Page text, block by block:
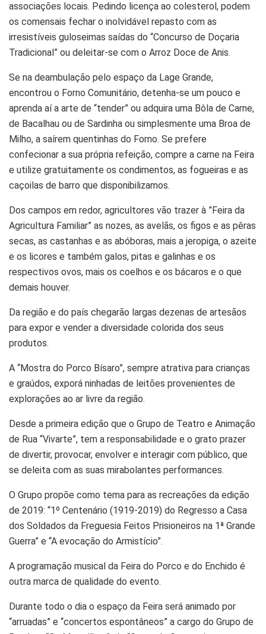
associações locais. Pedindo licença ao colesterol, podem
os comensais fechar o inolvidável repasto com as
irresistíveis guloseimas saídas do “Concurso de Doçaria
Tradicional” ou deleitar-se com o Arroz Doce de Anis.
Se na deambulação pelo espaço da Lage Grande,
encontrou o Forno Comunitário, detenha-se um pouco e
aprenda aí a arte de “tender” ou adquira uma Bôla de Carne,
de Bacalhau ou de Sardinha ou simplesmente uma Broa de
Milho, a saírem quentinhas do Forno. Se prefere
confecionar a sua própria refeição, compre a carne na Feira
e utilize gratuitamente os condimentos, as fogueiras e as
caçoilas de barro que disponibilizamos.
Dos campos em redor, agricultores vão trazer à ”Feira da
Agricultura Familiar” as nozes, as avelãs, os figos e as pêras
secas, as castanhas e as abóboras, mais a jeropiga, o azeite
e os licores e também galos, pitas e galinhas e os
respectivos ovos, mais os coelhos e os bácaros e o que
demais houver.
Da região e do país chegarão largas dezenas de artesãos
para expor e vender a diversidade colorida dos seus
produtos.
A “Mostra do Porco Bísaro”, sempre atrativa para crianças
e graúdos, exporá ninhadas de leitões provenientes de
explorações ao ar livre da região.
Desde a primeira edição que o Grupo de Teatro e Animação
de Rua “Vivarte”, tem a responsabilidade e o grato prazer
de divertir, provocar, envolver e interagir com público, que
se deleita com as suas mirabolantes performances.
O Grupo propõe como tema para as recreações da edição
de 2019: “1º Centenário (1919-2019) do Regresso a Casa
dos Soldados da Freguesia Feitos Prisioneiros na 1ª Grande
Guerra” e “A evocação do Armistício”.
A programação musical da Feira do Porco e do Enchido é
outra marca de qualidade do evento.
Durante todo o dia o espaço da Feira será animado por
“arruadas” e “concertos espontâneos” a cargo do Grupo de